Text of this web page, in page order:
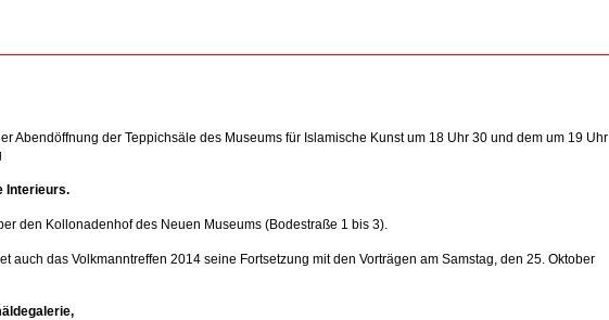
Abendöffnung der Teppichsäle des Museums für Islamische Kunst um 18 Uhr 30 und dem um 19 Uhr
Interieurs.
den Kollonadenhof des Neuen Museums (Bodestraße 1 bis 3).
auch das Volkmanntreffen 2014 seine Fortsetzung mit den Vorträgen am Samstag, den 25. Oktober